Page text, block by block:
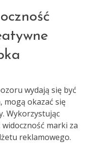
wydają się być
mogą okazać się
Wykorzystując
marki za
reklamowego.